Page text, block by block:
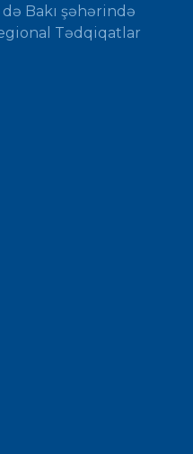
Bakı şəhərində
Tədqiqatlar